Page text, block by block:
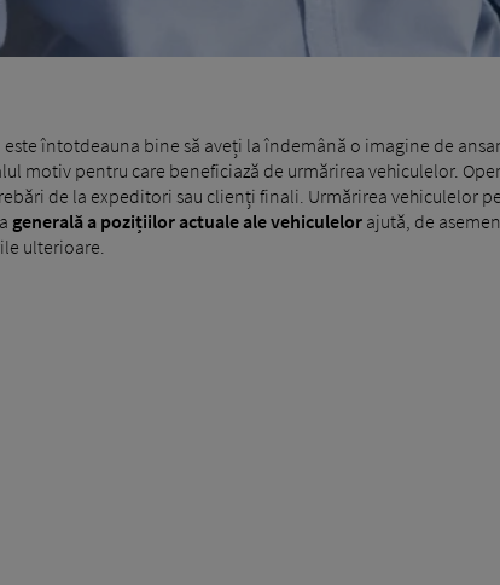
întotdeauna bine să aveți la îndemână o imagine de
motiv pentru care beneficiază de urmărirea vehiculelor.
de la expeditori sau clienți finali. Urmărirea vehiculelor
generală a pozițiilor actuale ale vehiculelorajută, de
ulterioare.